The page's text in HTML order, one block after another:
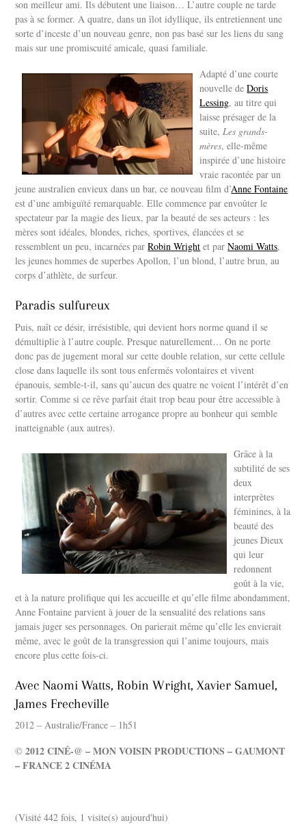
son meilleur ami. Ils débutent une liaison… L’autre couple ne tarde
pas à se former. A quatre, dans un îlot idyllique, ils entretiennent une
sorte d’inceste d’un nouveau genre, non pas basé sur les liens du sang
mais sur une promiscuité amicale, quasi familiale.
Adapté d’une courte
nouvelle deDoris
Lessing, au titre qui
laisse présager de la
suite,Les grands-
mères, elle-même
inspirée d’une histoire
vraie racontée par un
jeune australien envieux dans un bar, ce nouveau film d’Anne Fontaine
est d’une ambiguïté remarquable. Elle commence par envoûter le
spectateur par la magie des lieux, par la beauté de ses acteurs : les
mères sont idéales, blondes, riches, sportives, élancées et se
ressemblent un peu, incarnées parRobin Wright et parNaomi Watts,
les jeunes hommes de superbes Apollon, l’un blond, l’autre brun, au
corps d’athlète, de surfeur.
Paradis sulfureux
Puis, naît ce désir, irrésistible, qui devient hors norme quand il se
démultiplie à l’autre couple. Presque naturellement… On ne porte
donc pas de jugement moral sur cette double relation, sur cette cellule
close dans laquelle ils sont tous enfermés volontaires et vivent
épanouis, semble-t-il, sans qu’aucun des quatre ne voient l’intérêt d’en
sortir. Comme si ce rêve parfait était trop beau pour être accessible à
d’autres avec cette certaine arrogance propre au bonheur qui semble
inatteignable (aux autres).
Grâce à la
subtilité de ses
deux
interprètes
féminines, à la
beauté des
jeunes Dieux
qui leur
redonnent
goût à la vie,
et à la nature prolifique qui les accueille et qu’elle filme abondamment,
Anne Fontaine parvient à jouer de la sensualité des relations sans
jamais juger ses personnages. On parierait même qu’elle les envierait
même, avec le goût de la transgression qui l’anime toujours, mais
encore plus cette fois-ci.
Avec Naomi Watts, Robin Wright, Xavier Samuel,
James Frecheville
2012 – Australie/France – 1h51
©2012 CINÉ-@ – MON VOISIN PRODUCTIONS – GAUMONT
– FRANCE 2 CINÉMA
(Visité 442 fois, 1 visite(s) aujourd'hui)